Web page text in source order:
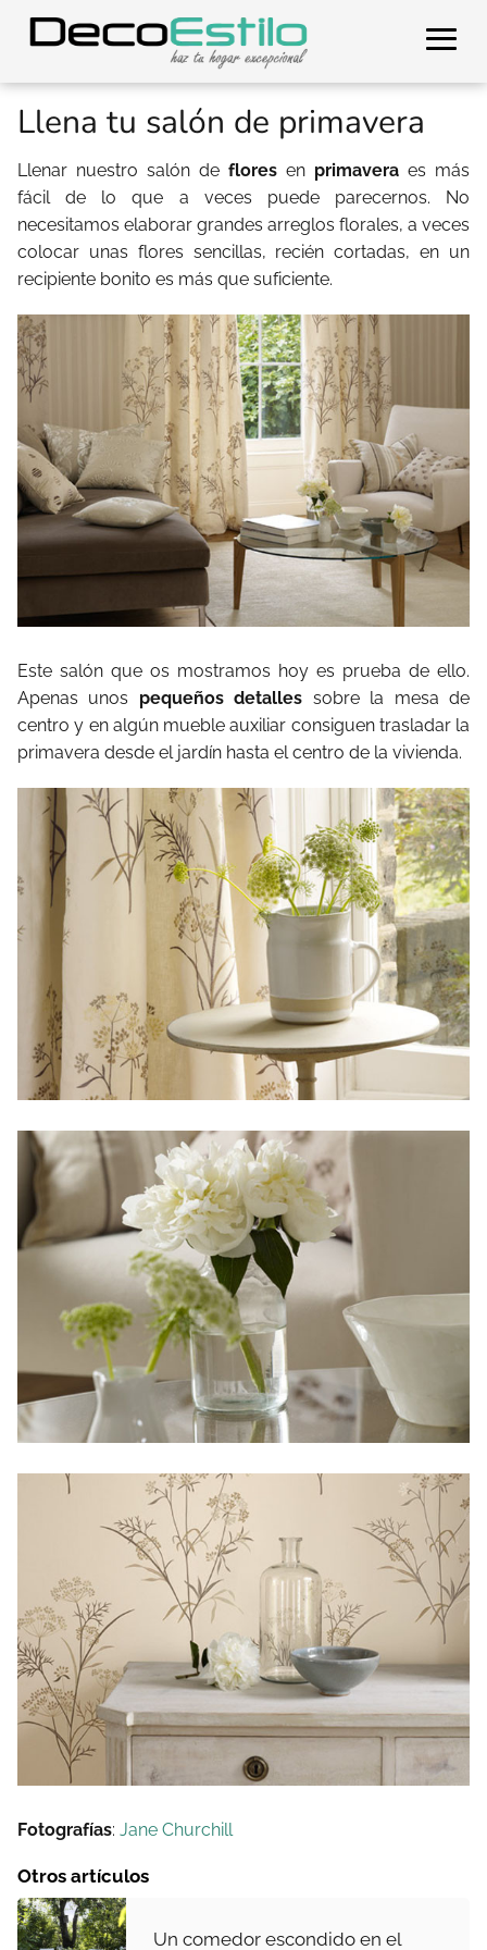
Llena tu salón de primavera
Llenar nuestro salón de flores en primavera es más
fácil de lo que a veces puede parecernos. No
necesitamos elaborar grandes arreglos florales, a veces
colocar unas flores sencillas, recién cortadas, en un
recipiente bonito es más que suficiente.
Este salón que os mostramos hoy es prueba de ello.
Apenas unos pequeños detalles sobre la mesa de
centro y en algún mueble auxiliar consiguen trasladar la
primavera desde el jardín hasta el centro de la vivienda.
Fotografías: Jane Churchill
Otros artículos
Un comedor escondido en el